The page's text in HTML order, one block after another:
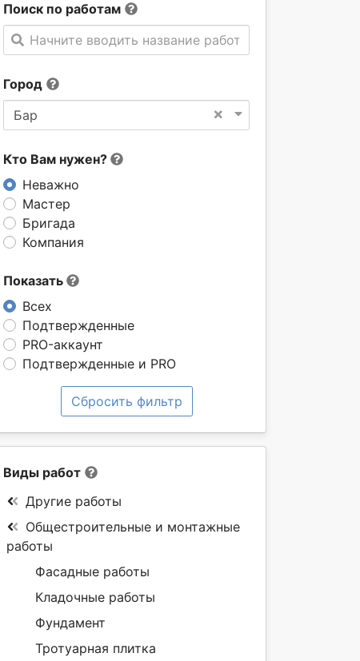
Поиск по работам
Начните вводить название работы
Город
×
Бар
Кто Вам нужен?
Неважно
Мастер
Бригада
Компания
Показать
Всех
Подтвержденные
PRO-аккаунт
Подтвержденные и PRO
Сбросить фильтр
Виды работ
Другие работы
Общестроительные и монтажные
работы
Фасадные работы
Кладочные работы
Фундамент
Тротуарная плитка